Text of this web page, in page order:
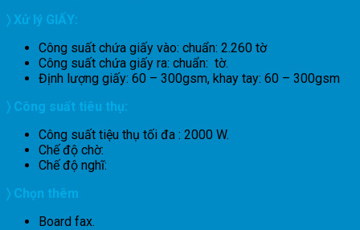
〉 Xử lý GIẤY:
Công suất chứa giấy vào: chuẩn: 2.260 tờ
Công suất chứa giấy ra: chuẩn: tờ.
Định lượng giấy: 60 – 300gsm, khay tay: 60 – 300gsm
〉 Công suất tiêu thụ:
Công suất tiệu thụ tối đa : 2000 W.
Chế độ chờ:
Chế độ nghĩ:
〉 Chọn thêm
Board fax.